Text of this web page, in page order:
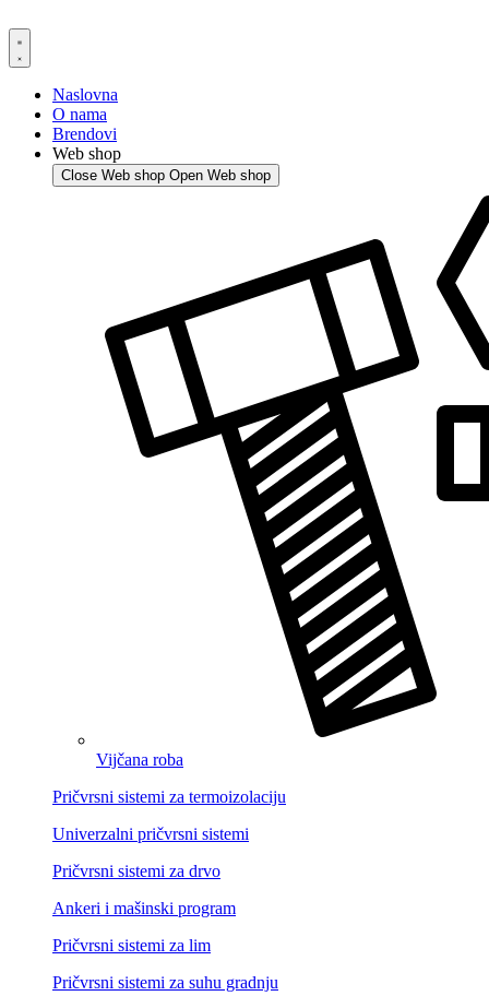
to
content
Naslovna
O nama
Brendovi
Web shop
Close Web shop Open Web shop
Vijčana roba
Pričvrsni sistemi za termoizolaciju
Univerzalni pričvrsni sistemi
Pričvrsni sistemi za drvo
Ankeri i mašinski program
Pričvrsni sistemi za lim
Pričvrsni sistemi za suhu gradnju